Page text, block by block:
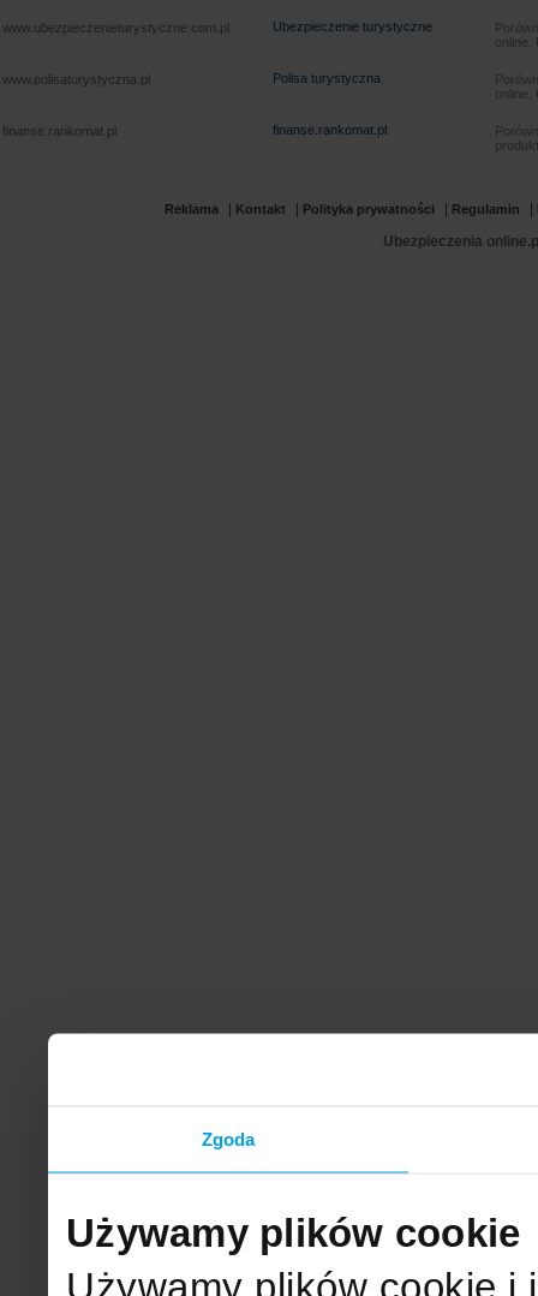
Zgoda
Używamy plików cookie
Używamy plików cookie i
www.ubezpieczenieturystyczne.com.pl Ubezpieczenie turystyczne
www.polisaturystyczna.pl Polisa turystyczna
finanse.rankomat.pl finanse.rankomat.pl
Reklama Kontakt Polityka prywatności Regulamin
Ubezpieczenia